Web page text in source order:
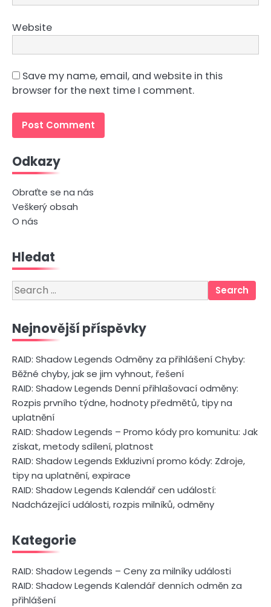
Website
Save my name, email, and website in this
browser for the next time I comment.
Odkazy
Obraťte se na nás
Veškerý obsah
O nás
Hledat
Search
for:
Nejnovější příspěvky
RAID: Shadow Legends Odměny za přihlášení Chyby:
Běžné chyby, jak se jim vyhnout, řešení
RAID: Shadow Legends Denní přihlašovací odměny:
Rozpis prvního týdne, hodnoty předmětů, tipy na
uplatnění
RAID: Shadow Legends – Promo kódy pro komunitu: Jak
získat, metody sdílení, platnost
RAID: Shadow Legends Exkluzivní promo kódy: Zdroje,
tipy na uplatnění, expirace
RAID: Shadow Legends Kalendář cen událostí:
Nadcházející události, rozpis milníků, odměny
Kategorie
RAID: Shadow Legends – Ceny za milníky události
RAID: Shadow Legends Kalendář denních odměn za
přihlášení